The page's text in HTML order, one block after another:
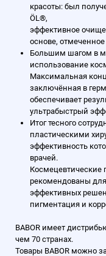
красоты: был
ÖL®,
эффективное
основе,
Большим шагом в
использование
Максимальная
заключённая в
обеспечивает
ультрабыстрый
Итог тесного
пластическими
эффективность
врачей.
Космецевтические
рекомендованы
эффективных
пигментация и
BABOR имеет
чем 70 странах.
Товары BABOR можно